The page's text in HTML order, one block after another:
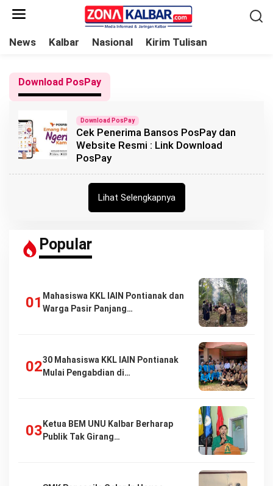
News Kalbar Nasional Kirim Tulisan
Download PosPay
Download PosPay
Cek Penerima Bansos PosPay dan
Website Resmi : Link Download
PosPay
Lihat Selengkapnya
Popular
Mahasiswa KKL IAIN Pontianak dan
Warga Pasir Panjang…
30 Mahasiswa KKL IAIN Pontianak
Mulai Pengabdian di…
Ketua BEM UNU Kalbar Berharap
Publik Tak Girang…